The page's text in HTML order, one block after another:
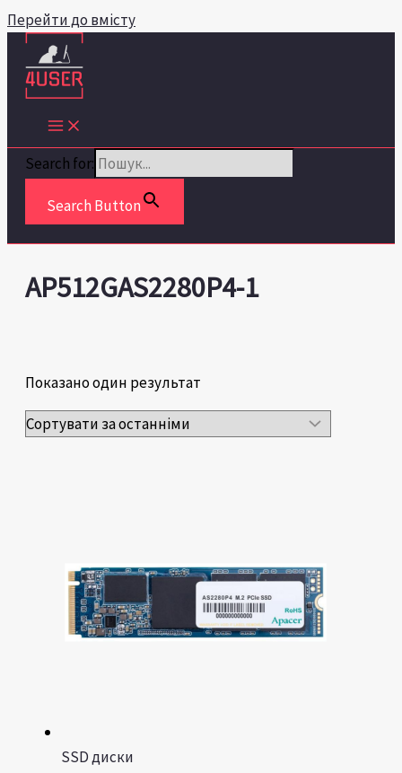
Перейти до вмісту
Search for:
Search Button
AP512GAS2280P4-1
Показано один результат
SSD диски